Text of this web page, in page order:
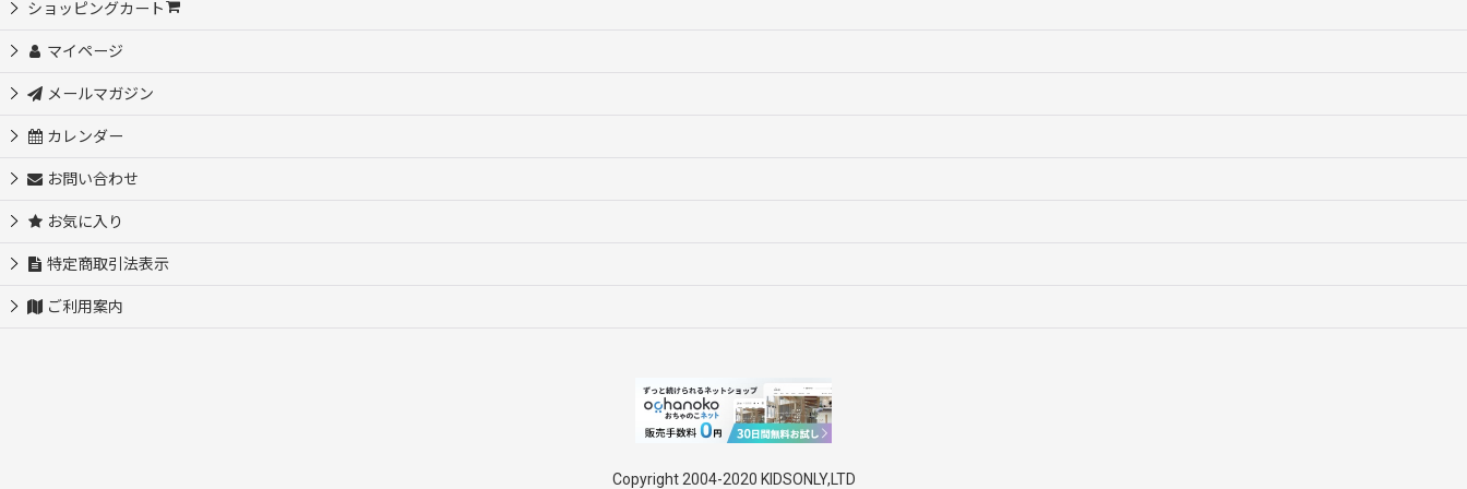
OEM制作依頼 オリジナル製品作ります
クリスタルガラス商品
マーカー＆台座
ショッピングカート
マイページ
メールマガジン
カレンダー
お問い合わせ
お気に入り
特定商取引法表示
ご利用案内
Copyright 2004-2020 KIDSONLY,LTD